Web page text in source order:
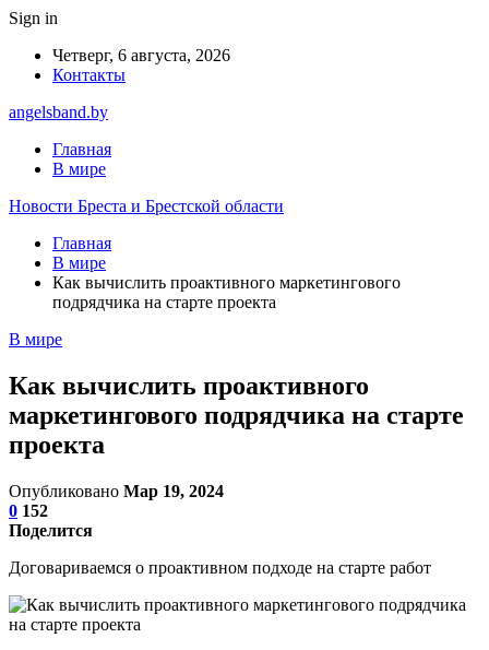
Sign in
Четверг, 6 августа, 2026
Контакты
angelsband.by
Главная
В мире
Новости Бреста и Брестской области
Главная
В мире
Как вычислить проактивного маркетингового
подрядчика на старте проекта
В мире
Как вычислить проактивного
маркетингового подрядчика на старте
проекта
Опубликовано Мар 19, 2024
0 152
Поделится
Договариваемся о проактивном подходе на старте работ